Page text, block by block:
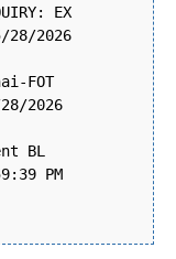
EX
28/2026
FOT
2026
BL
PM